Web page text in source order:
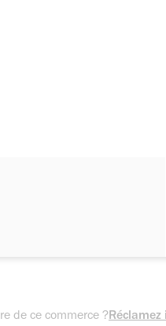
de ce commerce ?Réclamez